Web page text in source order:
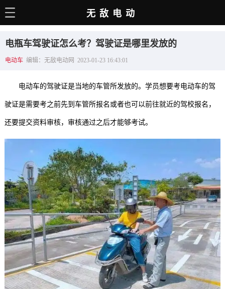
电动百科
选车推荐
充电站
销量榜
经销商
无敌电动
电瓶车驾驶证怎么考？驾驶证是哪里发放的
电动车 编辑：无敌电动网 2023-01-23 16:43:01
电动车的驾驶证是当地的车管所发放的。学员想要考电动车的驾
驶证是需要考之前先到车管所报名或者也可以前往就近的驾校报名，
还要提交资料审核，审核通过之后才能够考试。